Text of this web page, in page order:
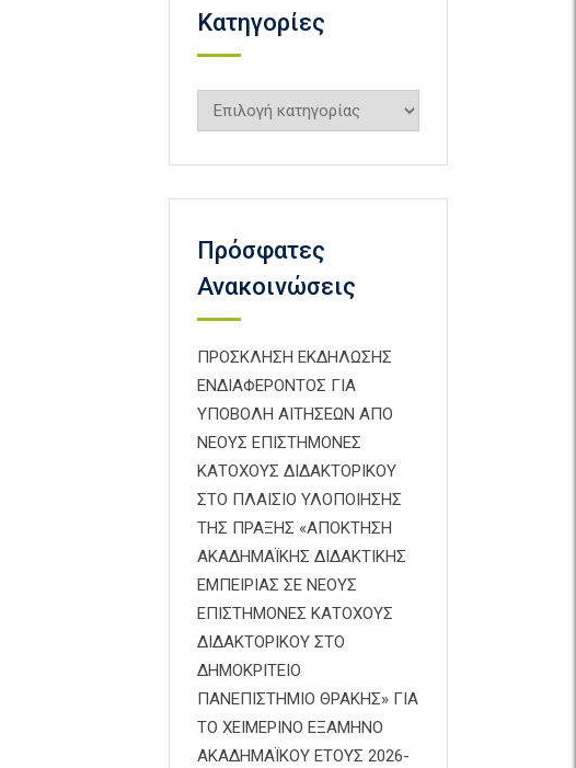
Kατηγορίες
Kατηγορίες
Πρόσφατες
Ανακοινώσεις
ΠΡΟΣΚΛΗΣΗ ΕΚΔΗΛΩΣΗΣ
ΕΝΔΙΑΦΕΡΟΝΤΟΣ ΓΙΑ
ΥΠΟΒΟΛΗ ΑΙΤΗΣΕΩΝ ΑΠΟ
ΝΕΟΥΣ ΕΠΙΣΤΗΜΟΝΕΣ
ΚΑΤΟΧΟΥΣ ΔΙΔΑΚΤΟΡΙΚΟΥ
ΣΤΟ ΠΛΑΙΣΙΟ ΥΛΟΠΟΙΗΣΗΣ
ΤΗΣ ΠΡΑΞΗΣ «ΑΠΟΚΤΗΣΗ
ΑΚΑΔΗΜΑΪΚΗΣ ΔΙΔΑΚΤΙΚΗΣ
ΕΜΠΕΙΡΙΑΣ ΣΕ ΝΕΟΥΣ
ΕΠΙΣΤΗΜΟΝΕΣ ΚΑΤΟΧΟΥΣ
ΔΙΔΑΚΤΟΡΙΚΟΥ ΣΤΟ
ΔΗΜΟΚΡΙΤΕΙΟ
ΠΑΝΕΠΙΣΤΗΜΙΟ ΘΡΑΚΗΣ» ΓΙΑ
ΤΟ ΧΕΙΜΕΡΙΝΟ ΕΞΑΜΗΝΟ
ΑΚΑΔΗΜΑΪΚΟΥ ΕΤΟΥΣ 2026-